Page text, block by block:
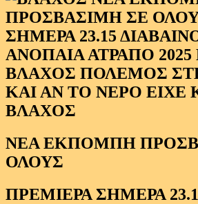
ΒΛΑΧΟΣ
ΝΕΑ ΕΚΠΟΜΠΗ
ΟΛΟΥΣ
ΠΡΕΜΙΕΡΑ ΣΗΜΕΡΑ